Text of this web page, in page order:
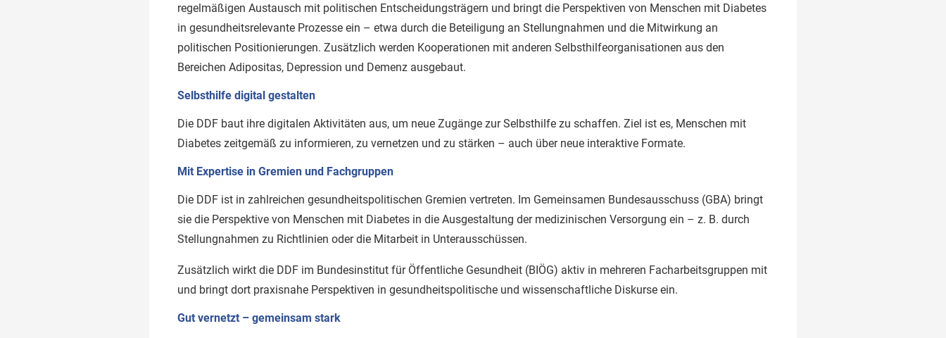
regelmäßigen Austausch mit politischen Entscheidungsträgern und bringt die Perspektiven von Menschen mit Diabetes
in gesundheitsrelevante Prozesse ein – etwa durch die Beteiligung an Stellungnahmen und die Mitwirkung an
politischen Positionierungen. Zusätzlich werden Kooperationen mit anderen Selbsthilfeorganisationen aus den
Bereichen Adipositas, Depression und Demenz ausgebaut.
Selbsthilfe digital gestalten
Die DDF baut ihre digitalen Aktivitäten aus, um neue Zugänge zur Selbsthilfe zu schaffen. Ziel ist es, Menschen mit
Diabetes zeitgemäß zu informieren, zu vernetzen und zu stärken – auch über neue interaktive Formate.
Mit Expertise in Gremien und Fachgruppen
Die DDF ist in zahlreichen gesundheitspolitischen Gremien vertreten. Im Gemeinsamen Bundesausschuss (GBA) bringt
sie die Perspektive von Menschen mit Diabetes in die Ausgestaltung der medizinischen Versorgung ein – z. B. durch
Stellungnahmen zu Richtlinien oder die Mitarbeit in Unterausschüssen.
Zusätzlich wirkt die DDF im Bundesinstitut für Öffentliche Gesundheit (BIÖG) aktiv in mehreren Facharbeitsgruppen mit
und bringt dort praxisnahe Perspektiven in gesundheitspolitische und wissenschaftliche Diskurse ein.
Gut vernetzt – gemeinsam stark